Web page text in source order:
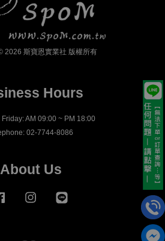
2026 斯寶恩實業社 版權所有
Hours
Friday: AM 09:00 ~ PM 18:00
02-7744-8086
About Us
Facebook Instagram